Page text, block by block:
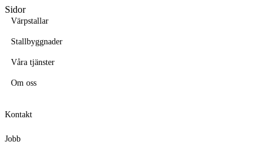
Sidor
Värpstallar
Stallbyggnader
Våra tjänster
Om oss
Kontakt
Jobb